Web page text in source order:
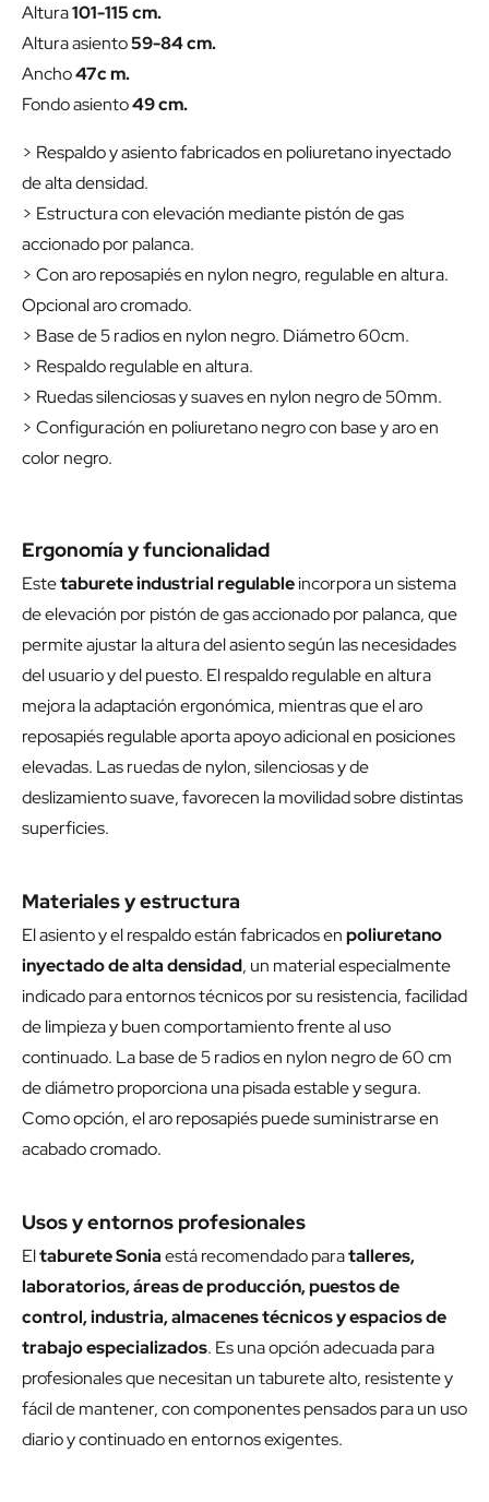
Altura101-115 cm.
Altura asiento59-84 cm.
Ancho47c m.
Fondo asiento49 cm.
> Respaldo y asiento fabricados en poliuretano inyectado
de alta densidad.
> Estructura con elevación mediante pistón de gas
accionado por palanca.
> Con aro reposapiés en nylon negro, regulable en altura.
Opcional aro cromado.
> Base de 5 radios en nylon negro. Diámetro 60cm.
> Respaldo regulable en altura.
> Ruedas silenciosas y suaves en nylon negro de 50mm.
> Configuración en poliuretano negro con base y aro en
color negro.
Ergonomía y funcionalidad
Estetaburete industrial regulableincorpora un sistema
de elevación por pistón de gas accionado por palanca, que
permite ajustar la altura del asiento según las necesidades
del usuario y del puesto. El respaldo regulable en altura
mejora la adaptación ergonómica, mientras que el aro
reposapiés regulable aporta apoyo adicional en posiciones
elevadas. Las ruedas de nylon, silenciosas y de
deslizamiento suave, favorecen la movilidad sobre distintas
superficies.
Materiales y estructura
El asiento y el respaldo están fabricados enpoliuretano
inyectado de alta densidad, un material especialmente
indicado para entornos técnicos por su resistencia, facilidad
de limpieza y buen comportamiento frente al uso
continuado. La base de 5 radios en nylon negro de 60 cm
de diámetro proporciona una pisada estable y segura.
Como opción, el aro reposapiés puede suministrarse en
acabado cromado.
Usos y entornos profesionales
Eltaburete Soniaestá recomendado paratalleres,
laboratorios, áreas de producción, puestos de
control, industria, almacenes técnicos y espacios de
trabajo especializados. Es una opción adecuada para
profesionales que necesitan un taburete alto, resistente y
fácil de mantener, con componentes pensados para un uso
diario y continuado en entornos exigentes.